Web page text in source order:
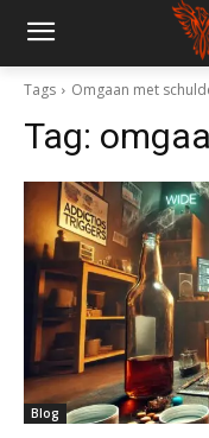
Tags Omgaan met
Tag:
Blog